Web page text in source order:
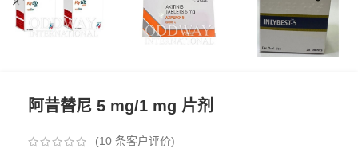
阿昔替尼 5 mg/1 mg 片剂
(10 条客户评价)